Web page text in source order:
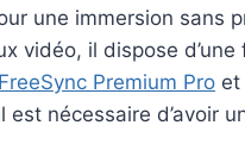
une immersion sans
vidéo, il dispose
FreeSync Premium Pro et
nécessaire d’avoir